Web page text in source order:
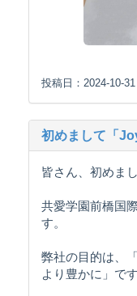
投稿日：2024-10-
初めまして「
皆さん、初めま
共愛学園前橋国
す。
弊社の目的は、
より豊かに」です